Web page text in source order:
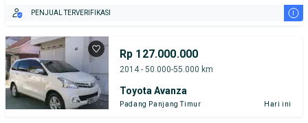
PENJUAL TERVERIFIKASI i
Rp 127.000.000
2014 - 50.000-55.000 km
Toyota Avanza
Padang Panjang Timur Hari ini